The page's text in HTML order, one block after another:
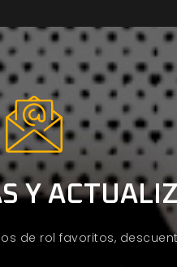
Y
de rol favoritos,